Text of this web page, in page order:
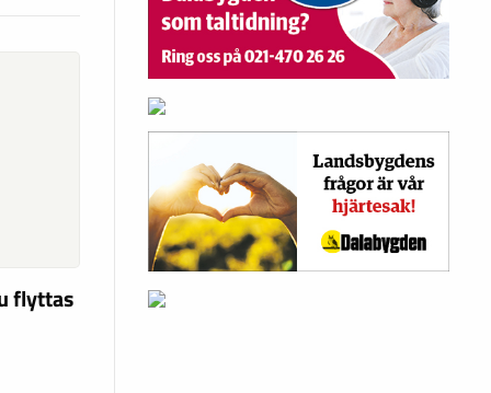
flyttas